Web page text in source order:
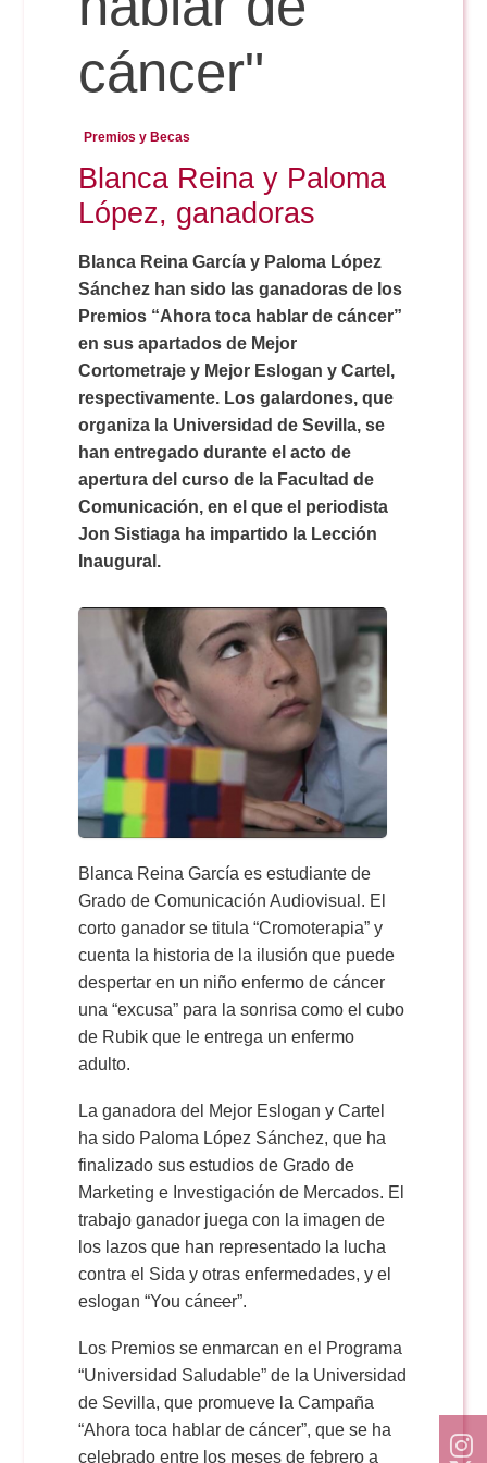
Reservas
Calendario Lectivo
Horarios
Periodismo
Publicidad y RR.PP
Comunicación Audiovisual
Doble Grado PER/CAV
Exámenes Grado
Periodismo
Publicidad y RR.PP
Comunicación Audiovisual
Doble Grado PER/CAV
Secretaría Virtual
#miTFG
#YoPractico
cáncer"
Premios y Becas
Blanca Reina y Paloma
López, ganadoras
Blanca Reina García y Paloma López
Sánchez han sido las ganadoras de los
Premios “Ahora toca hablar de cáncer”
en sus apartados de Mejor
Cortometraje y Mejor Eslogan y Cartel,
respectivamente. Los galardones, que
organiza la Universidad de Sevilla, se
han entregado durante el acto de
apertura del curso de la Facultad de
Comunicación, en el que el periodista
Jon Sistiaga ha impartido la Lección
Inaugural.
Blanca Reina García es estudiante de
Grado de Comunicación Audiovisual. El
corto ganador se titula “Cromoterapia” y
cuenta la historia de la ilusión que puede
despertar en un niño enfermo de cáncer
una “excusa” para la sonrisa como el cubo
de Rubik que le entrega un enfermo
adulto.
La ganadora del Mejor Eslogan y Cartel
ha sido Paloma López Sánchez, que ha
finalizado sus estudios de Grado de
Marketing e Investigación de Mercados. El
trabajo ganador juega con la imagen de
los lazos que han representado la lucha
contra el Sida y otras enfermedades, y el
eslogan “You cáncer”.
Los Premios se enmarcan en el Programa
“Universidad Saludable” de la Universidad
de Sevilla, que promueve la Campaña
“Ahora toca hablar de cáncer”, que se ha
celebrado entre los meses de febrero a